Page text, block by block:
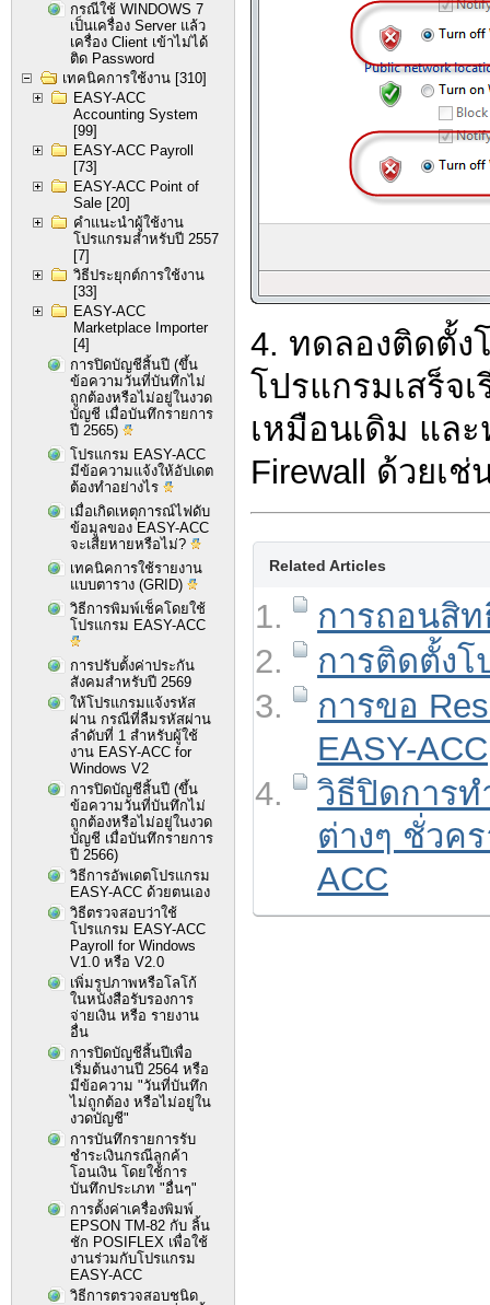
กรณีใช้ WINDOWS 7
เป็นเครื่อง Server แล้ว
เครื่อง Client เข้าไม่ได้
ติด Password
เทคนิคการใช้งาน [310]
EASY-ACC
Accounting System
[99]
EASY-ACC Payroll
[73]
EASY-ACC Point of
Sale [20]
คำแนะนำผู้ใช้งาน
โปรแกรมสำหรับปี 2557
[7]
วิธีประยุกต์การใช้งาน
[33]
EASY-ACC
Marketplace Importer
[4]
การปิดบัญชีสิ้นปี (ขึ้น
ข้อความวันที่บันทึกไม่
ถูกต้องหรือไม่อยู่ในงวด
บัญชี เมื่อบันทึกรายการ
ปี 2565)
โปรแกรม EASY-ACC
มีข้อความแจ้งให้อัปเดต
ต้องทำอย่างไร
เมื่อเกิดเหตุการณ์ไฟดับ
ข้อมูลของ EASY-ACC
จะเสียหายหรือไม่?
เทคนิคการใช้รายงาน
แบบตาราง (GRID)
วิธีการพิมพ์เช็คโดยใช้
โปรแกรม EASY-ACC
การปรับตั้งค่าประกัน
สังคมสำหรับปี 2569
ให้โปรแกรมแจ้งรหัส
ผ่าน กรณีที่ลืมรหัสผ่าน
ลำดับที่ 1 สำหรับผู้ใช้
งาน EASY-ACC for
Windows V2
การปิดบัญชีสิ้นปี (ขึ้น
ข้อความวันที่บันทึกไม่
ถูกต้องหรือไม่อยู่ในงวด
บัญชี เมื่อบันทึกรายการ
ปี 2566)
วิธีการอัพเดตโปรแกรม
EASY-ACC ด้วยตนเอง
วิธีตรวจสอบว่าใช้
โปรแกรม EASY-ACC
Payroll for Windows
V1.0 หรือ V2.0
เพิ่มรูปภาพหรือโลโก้
ในหนังสือรับรองการ
จ่ายเงิน หรือ รายงาน
อื่น
การปิดบัญชีสิ้นปีเพื่อ
เริ่มต้นงานปี 2564 หรือ
มีข้อความ "วันที่บันทึก
ไม่ถูกต้อง หรือไม่อยู่ใน
งวดบัญชี"
การบันทึกรายการรับ
ชำระเงินกรณีลูกค้า
โอนเงิน โดยใช้การ
บันทึกประเภท "อื่นๆ"
การตั้งค่าเครื่องพิมพ์
EPSON TM-82 กับ ลิ้น
ชัก POSIFLEX เพื่อใช้
งานร่วมกับโปรแกรม
EASY-ACC
วิธีการตรวจสอบชนิด
4. ทดลองติดตั้ง
โปรแกรมเสร็จ
เหมือนเดิม แล
Firewall ด้วยเช่
Related Articles
การถอนสิท
การติดตั้งโ
การขอ
EASY-ACC
วิธีปิดการท
ต่างๆ ชั่วค
ACC